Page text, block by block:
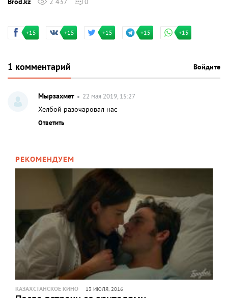
Brod.kz 2 437 0
+15 +15 +15 +15 +15
1 комментарий Войдите
Мырзахмет 22 мая 2019, 15:27
Хелбой разочаровал нас
Ответить
РЕКОМЕНДУЕМ
КАЗАХСТАНСКОЕ КИНО 13 ИЮЛЯ, 2016